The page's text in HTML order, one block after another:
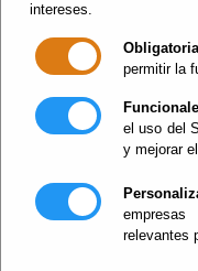
intereses.
permitir la
el uso del
y mejorar
relevantes
¡¡¡ ALERTAS !!! [+]
Destacados